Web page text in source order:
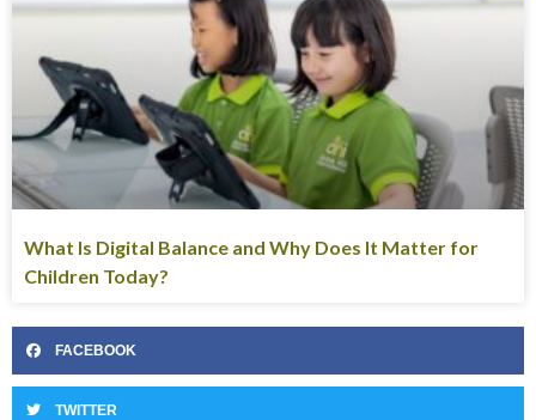
What Is Digital Balance and Why Does It Matter for
Children Today?
FACEBOOK
TWITTER